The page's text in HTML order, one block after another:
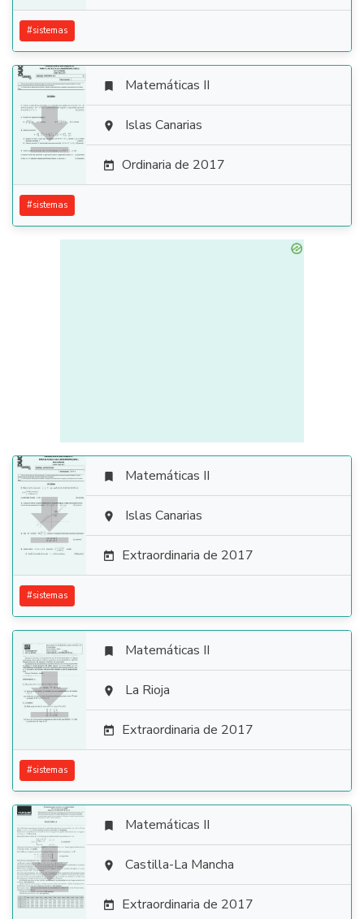
#sistemas

 Matemáticas II
 Islas Canarias
 Ordinaria de 2017
#sistemas

 Matemáticas II
 Islas Canarias
 Extraordinaria de 2017
#sistemas

 Matemáticas II
 La Rioja
 Extraordinaria de 2017
#sistemas

 Matemáticas II
 Castilla-La Mancha
 Extraordinaria de 2017